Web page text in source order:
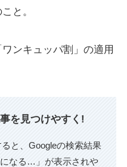
と。
ンキュッパ割」の適用
を見つけやすく!
と、Googleの検索結果
なる…」が表示されや